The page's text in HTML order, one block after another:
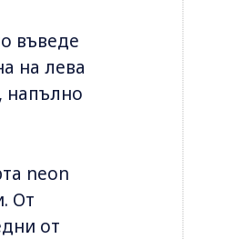
въведе
на лева
напълно
neon
От
от